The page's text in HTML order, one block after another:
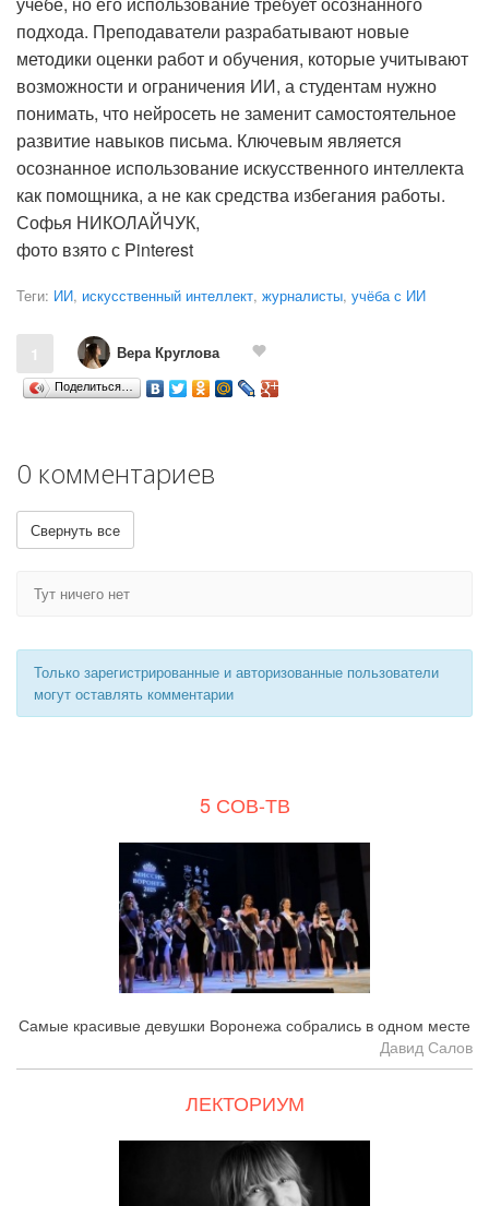
подхода. Преподаватели разрабатывают новые
методики оценки работ и обучения, которые учитывают
возможности и ограничения ИИ, а студентам нужно
понимать, что нейросеть не заменит самостоятельное
развитие навыков письма. Ключевым является
осознанное использование искусственного интеллекта
как помощника, а не как средства избегания работы.
Софья НИКОЛАЙЧУК,
фото взято с Pinterest
Теги: ИИ, искусственный интеллект, журналисты, учёба с ИИ
1 Вера Круглова
Поделиться…
0 комментариев
Свернуть все
Тут ничего нет
Только зарегистрированные и авторизованные пользователи
могут оставлять комментарии
5 СОВ-ТВ
Самые красивые девушки Воронежа собрались в одном месте
Давид Салов
ЛЕКТОРИУМ